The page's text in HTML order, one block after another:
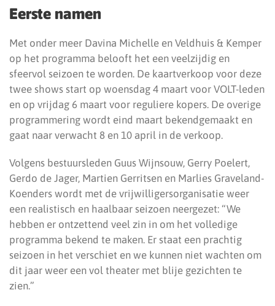
Eerste namen
Met onder meer Davina Michelle en Veldhuis & Kemper
op het programma belooft het een veelzijdig en
sfeervol seizoen te worden. De kaartverkoop voor deze
twee shows start op woensdag 4 maart voor VOLT-leden
en op vrijdag 6 maart voor reguliere kopers. De overige
programmering wordt eind maart bekendgemaakt en
gaat naar verwacht 8 en 10 april in de verkoop.
Volgens bestuursleden Guus Wijnsouw, Gerry Poelert,
Gerdo de Jager, Martien Gerritsen en Marlies Graveland-
Koenders wordt met de vrijwilligersorganisatie weer
een realistisch en haalbaar seizoen neergezet: “We
hebben er ontzettend veel zin in om het volledige
programma bekend te maken. Er staat een prachtig
seizoen in het verschiet en we kunnen niet wachten om
dit jaar weer een vol theater met blije gezichten te
zien.”